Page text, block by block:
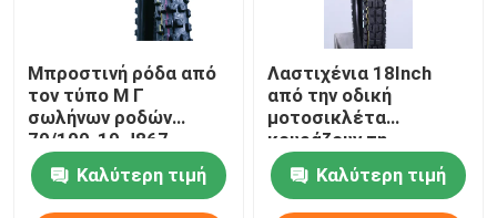
Μπροστινή ρόδα από
τον τύπο Μ Γ
σωλήνων ροδών
70/100-19 J867
οδικών μοτοσικλετών
4 ΖΕΥΓΆΡΙΑ 6
ΖΕΥΓΆΡΙΑ TT
Καλύτερη τιμή
Λαστιχένια 18Inch
από την οδική
μοτοσικλέτα
κουράζουν τη
μακροχρόνια φθορά
cOem 3.00-18 J883
Καλύτερη τιμή